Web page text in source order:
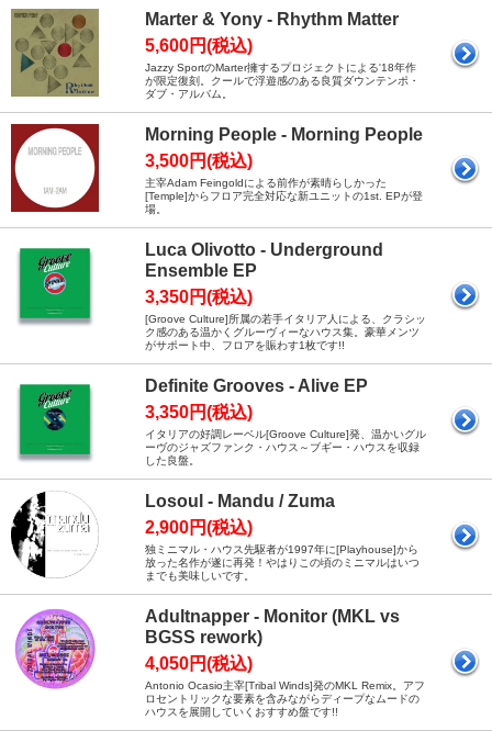
Marter & Yony - Rhythm Matter
5,600円(税込)
Jazzy SportのMarter擁するプロジェクトによる'18年作
が限定復刻。クールで浮遊感のある良質ダウンテンポ・
ダブ・アルバム。
Morning People - Morning People
3,500円(税込)
主宰Adam Feingoldによる前作が素晴らしかった
[Temple]からフロア完全対応な新ユニットの1st. EPが登
場。
Luca Olivotto - Underground
Ensemble EP
3,350円(税込)
[Groove Culture]所属の若手イタリア人による、クラシッ
ク感のある温かくグルーヴィーなハウス集。豪華メンツ
がサポート中、フロアを賑わす1枚です!!
Definite Grooves - Alive EP
3,350円(税込)
イタリアの好調レーベル[Groove Culture]発、温かいグル
ーヴのジャズファンク・ハウス～ブギー・ハウスを収録
した良盤。
Losoul - Mandu / Zuma
2,900円(税込)
独ミニマル・ハウス先駆者が1997年に[Playhouse]から
放った名作が遂に再発！やはりこの頃のミニマルはいつ
までも美味しいです。
Adultnapper - Monitor (MKL vs
BGSS rework)
4,050円(税込)
Antonio Ocasio主宰[Tribal Winds]発のMKL Remix。アフ
ロセントリックな要素を含みながらディープなムードの
ハウスを展開していくおすすめ盤です!!